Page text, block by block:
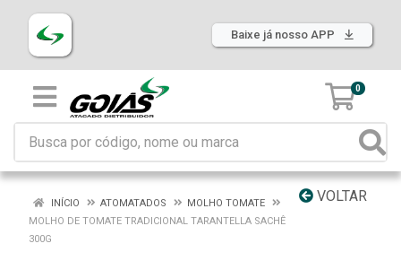
Baixe já nosso APP
0
VOLTAR
INÍCIO ATOMATADOS
MOLHO TOMATE
MOLHO DE TOMATE TRADICIONAL TARANTELLA SACHÊ
300G